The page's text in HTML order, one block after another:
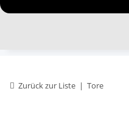
Zurück zur Liste Tore